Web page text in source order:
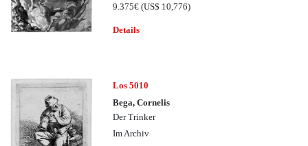
9.375€(US$ 10,776)
Details
Los 5010
Bega, Cornelis
Der Trinker
Im Archiv